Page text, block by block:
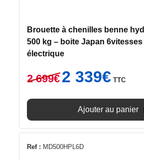
Brouette à chenilles benne
500 kg – boite Japan
électrique
2 699€
Le
prix
était :
699€.
2 339€prix
est :
339€.
TTC
Ajouter au panier
Ref : MD500HPL6D